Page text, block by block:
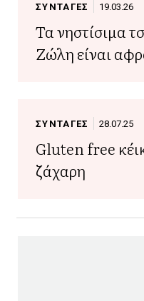
ΣΥΝΤΑΓΕΣ 19.03.26
Τα νηστίσιμα
Ζώλη είναι
ΣΥΝΤΑΓΕΣ 28.07.25
Gluten free
ζάχαρη